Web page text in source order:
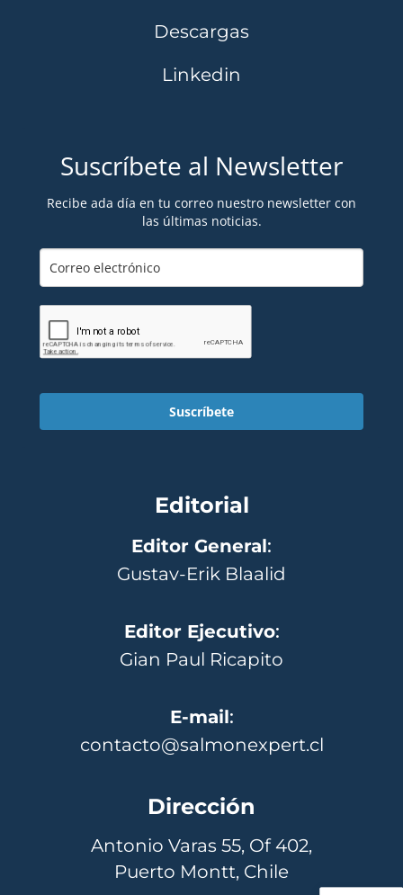
Descargas
Linkedin
Suscríbete al Newsletter
Recibe ada día en tu correo nuestro newsletter con
las últimas noticias.
Suscríbete
Editorial
Editor General:
Gustav-Erik Blaalid
Editor Ejecutivo:
Gian Paul Ricapito
E-mail:
contacto@salmonexpert.cl
Dirección
Antonio Varas 55, Of 402,
Puerto Montt, Chile